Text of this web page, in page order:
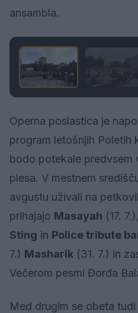
ansambla.
Operna poslastica je
program letošnjih Poletih
bodo potekale predvsem
plesa. V mestnem
avgustu uživali na
prihajajo Masayah (17. 7.),
Sting in Police tribute
7.) Masharik (31. 7.) in
Večerom pesmi Đorđa
Med drugim se obeta